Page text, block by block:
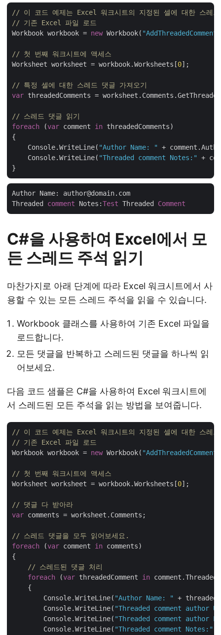
// 이 코드 예제는 Excel 워크시트의 지정된 셀에 대한 스레
// 기존 Excel 파일 로드
Workbook workbook = new Workbook(
// 첫 번째 워크시트에 액세스
Worksheet worksheet = workbook.Worksheets[0];
// 특정 셀에 대한 스레드 댓글 가져오기
var threadedComments =
// 스레드 댓글 읽기
foreach (var comment in threadedComments)
{
    Console.WriteLine(
"Author Name: "
+
    Console.WriteLine(
"Threaded comment Notes:"
+
Author Name: author@domain.com
Threaded comment Notes:Test Threaded Comment
C#을 사용하여 Excel에서 모
든 스레드 주석 읽기
마찬가지로 아래 단계에 따라 Excel 워크시트에서 사
용할 수 있는 모든 스레드 주석을 읽을 수 있습니다.
Workbook 클래스를 사용하여 기존 Excel 파일을
로드합니다.
모든 댓글을 반복하고 스레드된 댓글을 하나씩 읽
어보세요.
다음 코드 샘플은 C#을 사용하여 Excel 워크시트에
서 스레드된 모든 주석을 읽는 방법을 보여줍니다.
// 이 코드 예제는 Excel 워크시트의 지정된 셀에 대한 스레
// 기존 Excel 파일 로드
Workbook workbook = new Workbook(
// 첫 번째 워크시트에 액세스
Worksheet worksheet = workbook.Worksheets[0];
// 댓글 다 받아라
var comments = worksheet.Comments;
// 스레드 댓글을 모두 읽어보세요.
foreach (var comment in comments)
{
// 스레드된 댓글 처리
foreach (var threadedComment in
    {
        Console.WriteLine(
"Author Name: "
+
        Console.WriteLine(
"Threaded comment author
        Console.WriteLine(
"Threaded comment author
        Console.WriteLine(
"Threaded comment Notes:"